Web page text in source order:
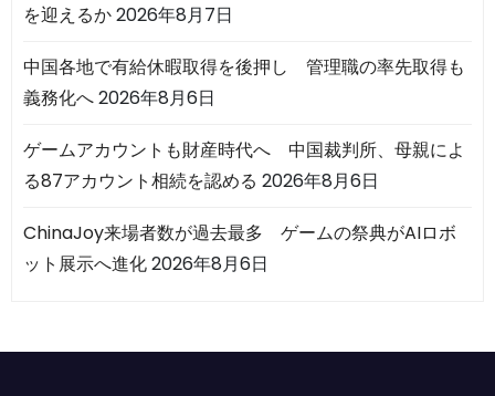
を迎えるか2026年8月7日
中国各地で有給休暇取得を後押し 管理職の率先取得も
義務化へ2026年8月6日
ゲームアカウントも財産時代へ 中国裁判所、母親によ
る87アカウント相続を認める 2026年8月6日
ChinaJoy来場者数が過去最多 ゲームの祭典がAIロボ
ット展示へ進化2026年8月6日